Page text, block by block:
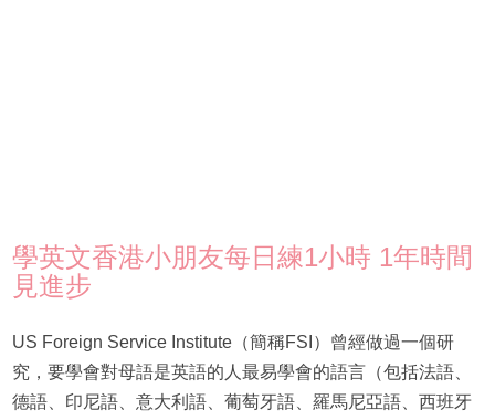
學英文香港小朋友每日練1小時 1年時間
見進步
US Foreign Service Institute（簡稱FSI）曾經做過一個研
究，要學會對母語是英語的人最易學會的語言（包括法語、
德語、印尼語、意大利語、葡萄牙語、羅馬尼亞語、西班牙